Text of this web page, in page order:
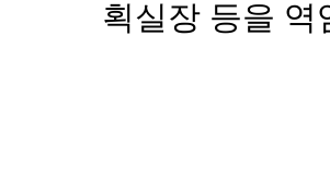
결산 공시
포토뉴
획실장 등을 역